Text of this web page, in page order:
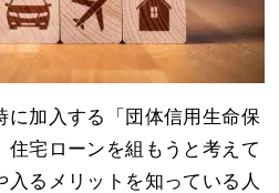
に加入する「団体信用生命保
住宅ローンを組もうと考えて
るメリットを知っている人